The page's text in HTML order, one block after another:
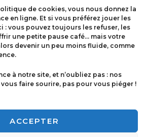
de cookies, vous nous donnez la
en ligne. Et si vous préférez jouer les
: vous pouvez toujours les refuser, les
une petite pause café… mais votre
devenir un peu moins fluide, comme
à notre site, et n’oubliez pas : nos
faire sourire, pas pour vous piéger !
ACCEPTER
Contact
de cookies